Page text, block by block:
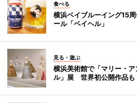
食べる
横浜ベイブルーイング15
ール「ベイヘル」
見る・遊ぶ
横浜美術館で「マリー・
ル」展 世界初公開作品も